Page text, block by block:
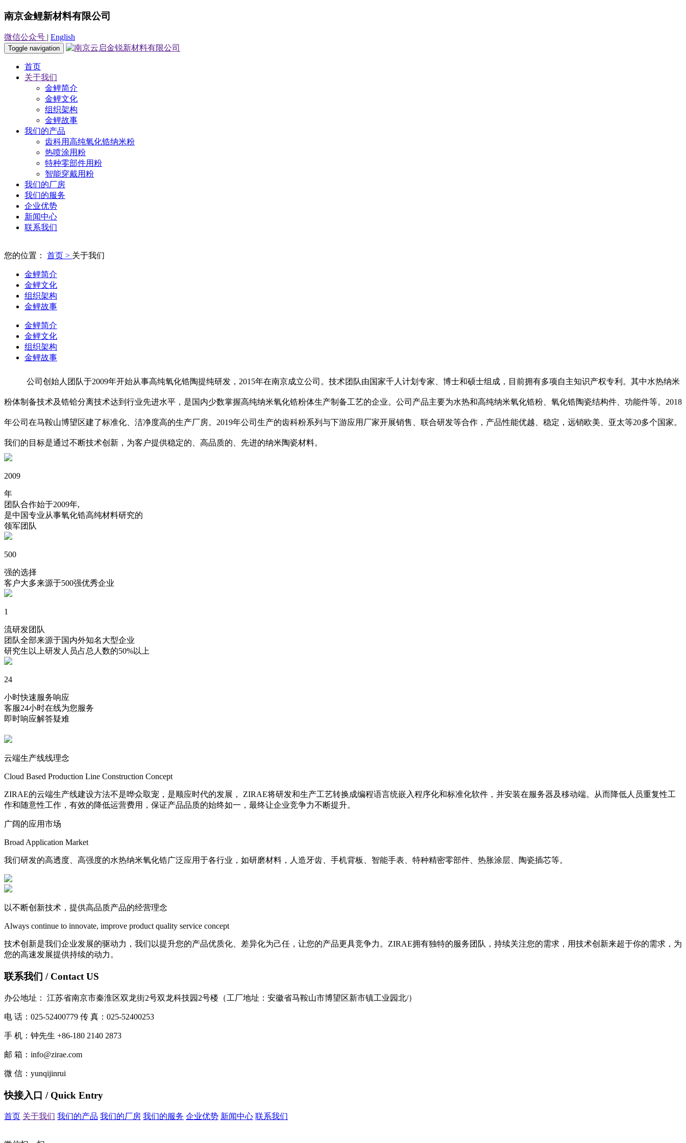
南京金鲤新材料有限公司
微信公众号 | English
Toggle navigation
首页
关于我们
金鲤简介
金鲤文化
组织架构
金鲤故事
我们的产品
齿科用高纯氧化锆纳米粉
热喷涂用粉
特种零部件用粉
智能穿戴用粉
我们的厂房
我们的服务
企业优势
新闻中心
联系我们
您的位置： 首页 > 关于我们
金鲤简介
金鲤文化
组织架构
金鲤故事
金鲤简介
金鲤文化
组织架构
金鲤故事
公司创始人团队于2009年开始从事高纯氧化锆陶提纯研发，2015年在南京成立公司。技术团队由国家千人计划专家、博士和硕士组成，目前拥有多项自主知识产权专利。其中水热纳米
粉体制备技术及锆铪分离技术达到行业先进水平，是国内少数掌握高纯纳米氧化锆粉体生产制备工艺的企业。公司产品主要为水热和高纯纳米氧化锆粉、氧化锆陶瓷结构件、功能件等。2018
年公司在马鞍山博望区建了标准化、洁净度高的生产厂房。2019年公司生产的齿科粉系列与下游应用厂家开展销售、联合研发等合作，产品性能优越、稳定，远销欧美、亚太等20多个国家。
我们的目标是通过不断技术创新，为客户提供稳定的、高品质的、先进的纳米陶瓷材料。
2009
年
团队合作始于2009年,
是中国专业从事氧化锆高纯材料研究的
领军团队
500
强的选择
客户大多来源于500强优秀企业
1
流研发团队
团队全部来源于国内外知名大型企业
研究生以上研发人员占总人数的50%以上
24
小时快速服务响应
客服24小时在线为您服务
即时响应解答疑难
云端生产线线理念
Cloud Based Production Line Construction Concept
ZIRAE的云端生产线建设方法不是哗众取宠，是顺应时代的发展， ZIRAE将研发和生产工艺转换成编程语言统嵌入程序化和标准化软件，并安装在服务器及移动端。从而降低人员重复性工
作和随意性工作，有效的降低运营费用，保证产品品质的始终如一，最终让企业竞争力不断提升。
广阔的应用市场
Broad Application Market
我们研发的高透度、高强度的水热纳米氧化锆广泛应用于各行业，如研磨材料，人造牙齿、手机背板、智能手表、特种精密零部件、热胀涂层、陶瓷插芯等。
以不断创新技术，提供高品质产品的经营理念
Always continue to innovate, improve product quality service concept
技术创新是我们企业发展的驱动力，我们以提升您的产品优质化、差异化为己任，让您的产品更具竞争力。ZIRAE拥有独特的服务团队，持续关注您的需求，用技术创新来超于你的需求，为
您的高速发展提供持续的动力。
联系我们 / Contact US
办公地址： 江苏省南京市秦淮区双龙街2号双龙科技园2号楼（工厂地址：安徽省马鞍山市博望区新市镇工业园北/）
电 话：025-52400779 传 真：025-52400253
手 机：钟先生 +86-180 2140 2873
邮 箱：info@zirae.com
微 信：yunqijinrui
快接入口 / Quick Entry
首页 关于我们 我们的产品 我们的厂房 我们的服务 企业优势 新闻中心 联系我们